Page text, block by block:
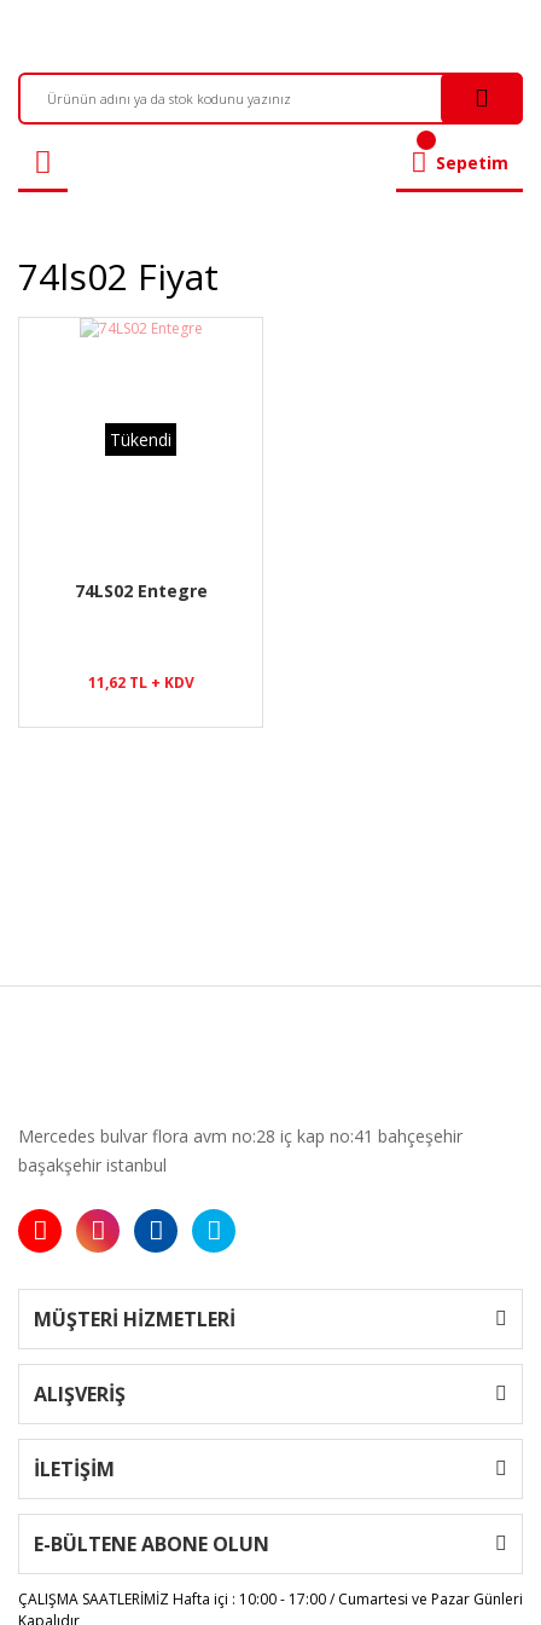
Sepetim
74ls02 Fiyat
Tükendi
74LS02 Entegre
11,62 TL + KDV
Mercedes bulvar flora avm no:28 iç kap no:41 bahçeşehir
başakşehir istanbul
MÜŞTERİ HİZMETLERİ
ALIŞVERİŞ
İLETİŞİM
E-BÜLTENE ABONE OLUN
ÇALIŞMA SAATLERİMİZHafta içi : 10:00 - 17:00 / Cumartesi ve Pazar Günleri
Kapalıdır